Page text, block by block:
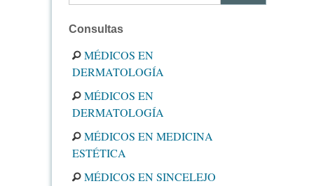
Consultas
MÉDICOS EN
DERMATOLOGÍA
MÉDICOS EN
DERMATOLOGÍA
MÉDICOS EN MEDICINA
ESTÉTICA
MÉDICOS EN SINCELEJO